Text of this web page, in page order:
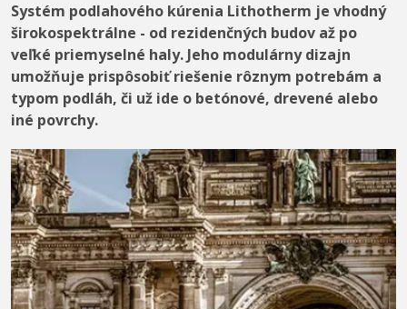
Systém podlahového kúrenia Lithotherm je vhodný
širokospektrálne - od rezidenčných budov až po
veľké priemyselné haly. Jeho modulárny dizajn
umožňuje prispôsobiť riešenie rôznym potrebám a
typom podláh, či už ide o betónové, drevené alebo
iné povrchy.